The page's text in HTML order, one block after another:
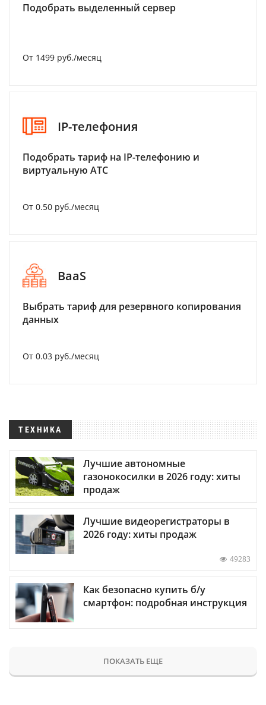
Подобрать выделенный сервер
От 1499 руб./месяц
IP-телефония
Подобрать тариф на IP-телефонию и
виртуальную АТС
От 0.50 руб./месяц
BaaS
Выбрать тариф для резервного копирования
данных
От 0.03 руб./месяц
ТЕХНИКА
Лучшие автономные
газонокосилки в 2026 году: хиты
продаж
Лучшие видеорегистраторы в
2026 году: хиты продаж
49283
Как безопасно купить б/у
смартфон: подробная инструкция
ПОКАЗАТЬ ЕЩЕ